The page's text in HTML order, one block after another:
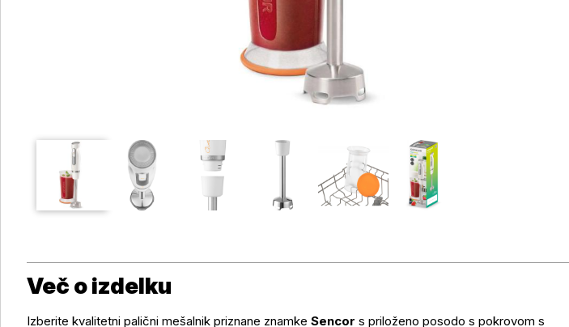
Več o izdelku
Izberite kvalitetni palični mešalnik priznane znamke Sencor s priloženo posodo s pokrovom s